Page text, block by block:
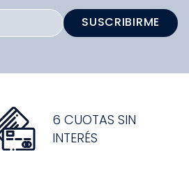
SUSCRIBIRME
6 CUOTAS SIN
INTERÉS